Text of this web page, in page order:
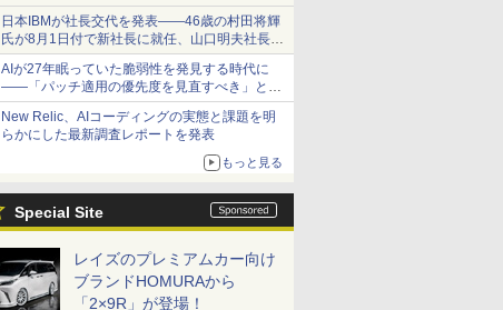
日本IBMが社長交代を発表――46歳の村田将輝
氏が8月1日付で新社長に就任、山口明夫社長は
会長へ
AIが27年眠っていた脆弱性を発見する時代に
――「パッチ適用の優先度を見直すべき」とセ
キュリティ専門家
New Relic、AIコーディングの実態と課題を明
らかにした最新調査レポートを発表
もっと見る
Special Site
レイズのプレミアムカー向け
ブランドHOMURAから
「2×9R」が登場！